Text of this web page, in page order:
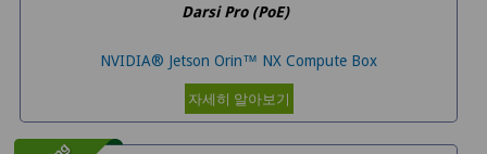
Darsi Pro (PoE)
NVIDIA® Jetson Orin™ NX Compute Box
자세히 알아보기